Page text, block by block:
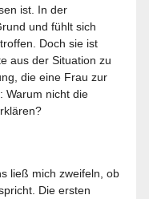
ist. In der
und fühlt sich
Doch sie ist
aus der Situation zu
die eine Frau zur
Warum nicht die
ließ mich zweifeln, ob
Die ersten